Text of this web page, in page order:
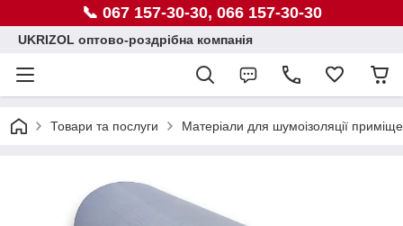
📞 067 157-30-30, 066 157-30-30
UKRIZOL оптово-роздрібна компанія
Товари та послуги Матеріали для шумоізоляції